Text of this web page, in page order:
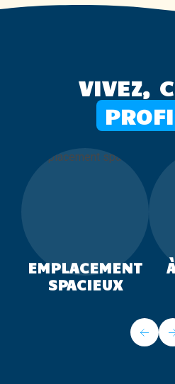
VIVEZ,
EMPLACEMENT
SPACIEUX